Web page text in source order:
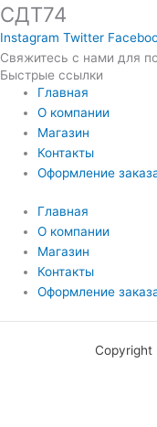
СДТ74
Instagram Twitter
Свяжитесь с нами для
Быстрые ссылки
Главная
О компании
Магазин
Контакты
Оформление
Главная
О компании
Магазин
Контакты
Оформление